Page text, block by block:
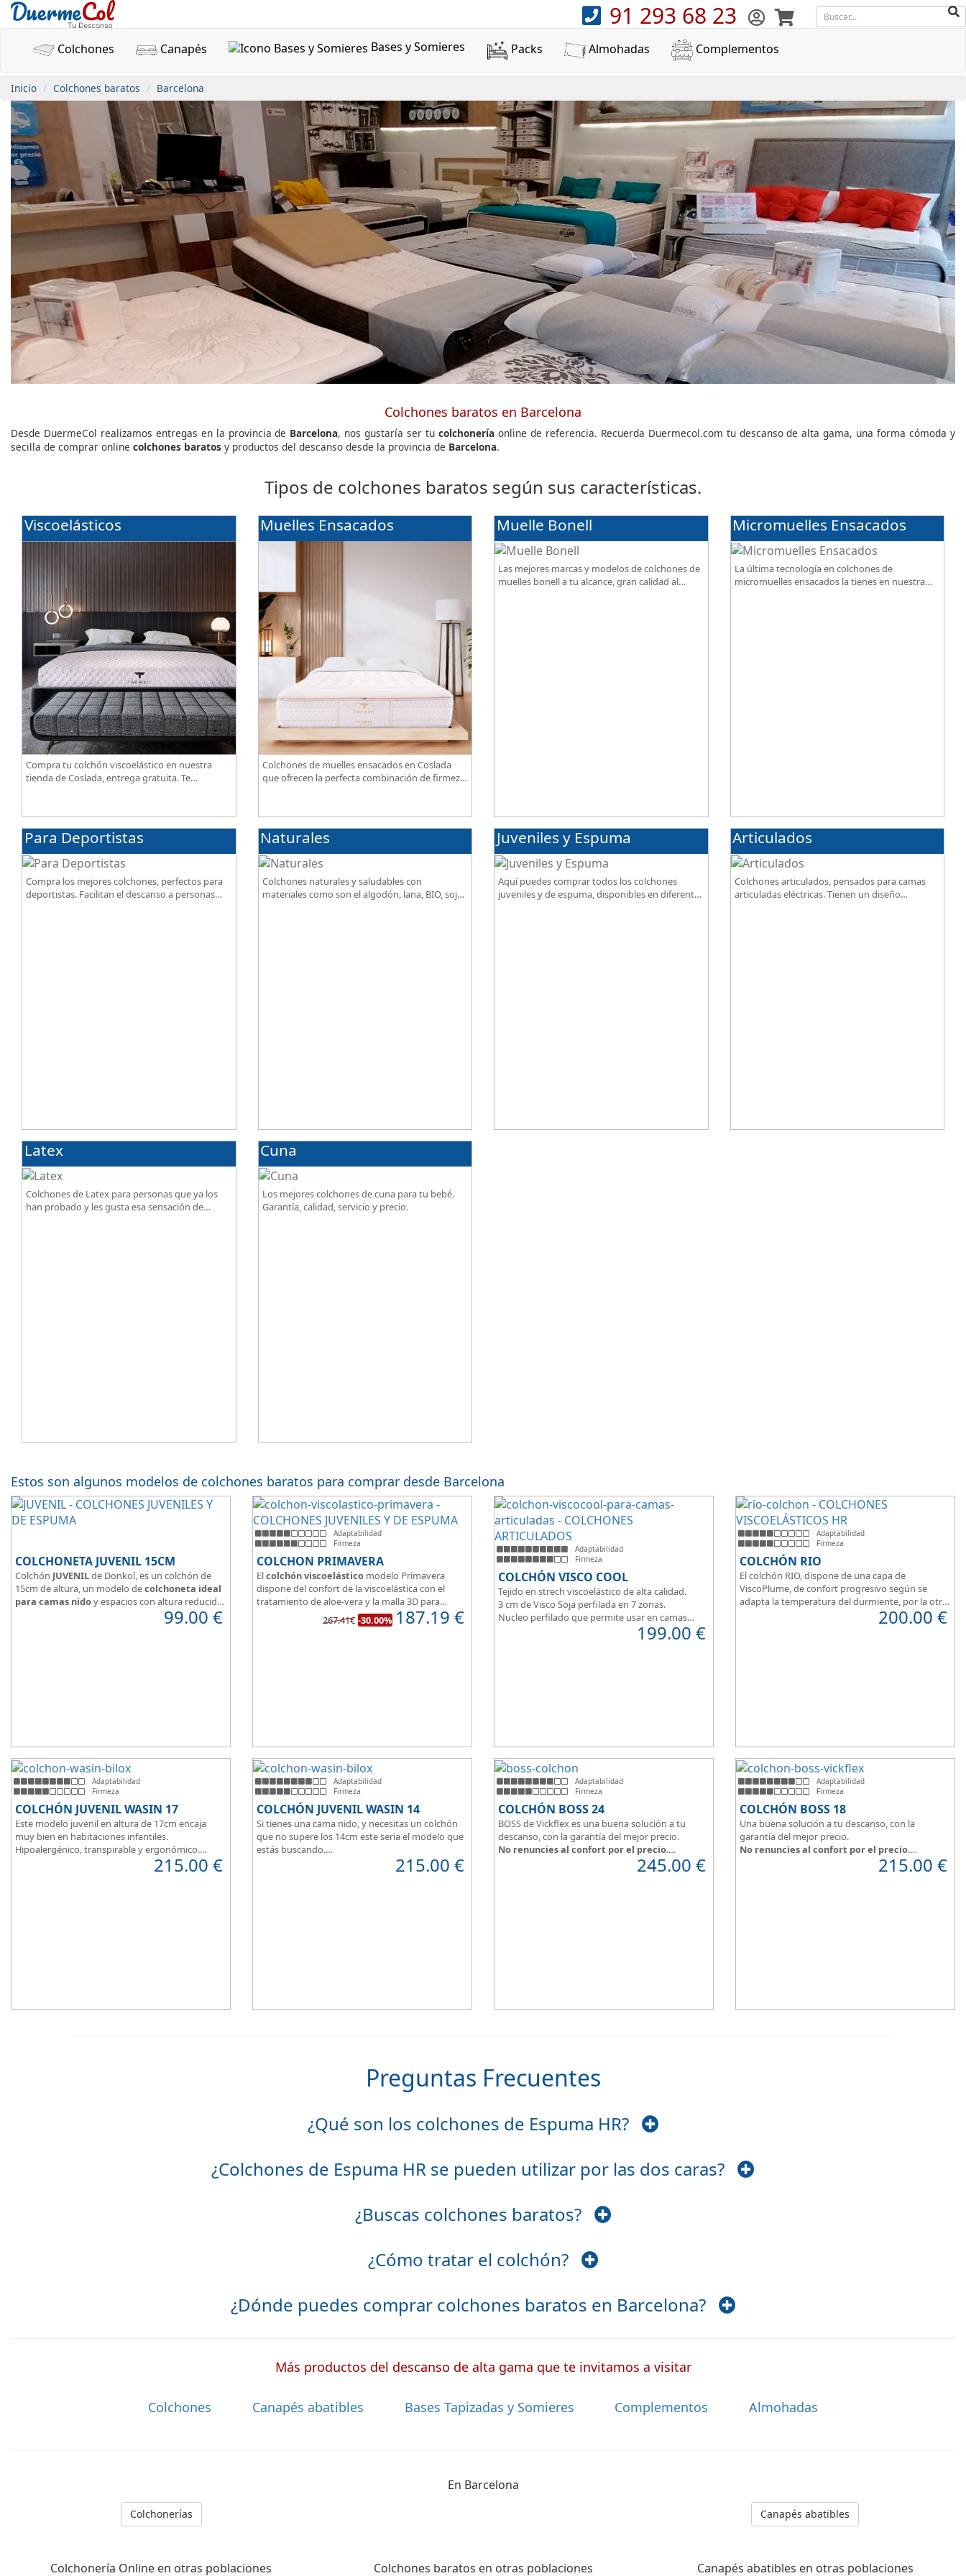
91 293 68 23
Colchones Canapés Bases y Somieres Packs Almohadas Complementos
Inicio Colchones baratos Barcelona
Colchones baratos en Barcelona
Desde DuermeCol realizamos entregas en la provincia de Barcelona, nos gustaría ser tucolchonería online de referencia. Recuerda Duermecol.com tu descanso de alta gama, una forma cómoda y
secilla de comprar online colchones baratos y productos del descanso desde la provincia de Barcelona.
Tipos de colchones baratos según sus características.
Viscoelásticos
Compra tu colchón viscoelástico en nuestra
tienda de Coslada, entrega gratuita. Te
Muelles Ensacados
Colchones de muelles ensacados en Coslada
que ofrecen la perfecta combinación de firmeza,
Muelle Bonell
Las mejores marcas y modelos de colchones de
muelles bonell a tu alcance, gran calidad al
Micromuelles Ensacados
La última tecnología en colchones de
micromuelles ensacados la tienes en nuestra
Para Deportistas
Compra los mejores colchones, perfectos para
deportistas. Facilitan el descanso a personas
Naturales
Colchones naturales y saludables con
materiales como son el algodón, lana, BIO, soja,
Juveniles y Espuma
Aquí puedes comprar todos los colchones
juveniles y de espuma, disponibles en diferentes
Articulados
Colchones articulados, pensados para camas
articuladas eléctricas. Tienen un diseño
Latex
Colchones de Latex para personas que ya los
han probado y les gusta esa sensación de
Cuna
Los mejores colchones de cuna para tu bebé.
Garantía, calidad, servicio y precio.
Estos son algunos modelos de colchones baratos para comprar desde Barcelona
COLCHONETA JUVENIL 15CM
Colchón JUVENILde Donkol, es un colchón de
15cm de altura, un modelo decolchoneta ideal
para camas nidoy espacios con altura reducida.
núcleo de espuma de alta densidad HR .
colchones baratos
99.00 €
Adaptabilidad
Firmeza
COLCHON PRIMAVERA
Elcolchón viscoelástico modelo Primavera
dispone del confort de la viscoelástica con el
tratamiento de aloe-vera y la malla 3D para
facilitar la transpiración.
Según medida del colchón estamos hablando
267.41€ -30.00% 187.19 €
Adaptabilidad
Firmeza
COLCHÓN VISCO COOL
Tejido en strech viscoelástico de alta calidad.
3 cm de Visco Soja perfilada en 7 zonas.
Nucleo perfilado que permite usar en camas
199.00 €
Adaptabilidad
Firmeza
COLCHÓN RIO
El colchón RIO, dispone de una capa de
ViscoPlume, de confort progresivo según se
adapta la temperatura del durmiente, por la otra
cara del colchón, dispone de capa de confort
Cotton, algodón 100% que brinda una sensación
200.00 €
Adaptabilidad
Firmeza
COLCHÓN JUVENIL WASIN 17
Este modelo juvenil en altura de 17cm encaja
muy bien en habitaciones infantiles.
Hipoalergénico, transpirable y ergonómico.
Suave y elegante tejido Strech360g de Bilox.
215.00 €
Adaptabilidad
Firmeza
COLCHÓN JUVENIL WASIN 14
Si tienes una cama nido, y necesitas un colchón
que no supere los 14cm este sería el modelo que
estás buscando.
altura de 14cm encaja
muy bien en habitaciones infantiles.215.00 €
Adaptabilidad
Firmeza
COLCHÓN BOSS 24
BOSS de Vickflex es una buena solución a tu
descanso, con la garantía del mejor precio.
No renuncies al confort por el precio.
núcleo firme y
que combinado con su material
245.00 €
Adaptabilidad
Firmeza
COLCHÓN BOSS 18
Una buena solución a tu descanso, con la
garantía del mejor precio.
No renuncies al confort por el precio.
núcleo firme y
que combinado con el material
215.00 €
Preguntas Frecuentes
¿Qué son los colchones de Espuma HR?
¿Colchones de Espuma HR se pueden utilizar por las dos caras?
¿Buscas colchones baratos?
¿Cómo tratar el colchón?
¿Dónde puedes comprar colchones baratos en Barcelona?
Más productos del descanso de alta gama que te invitamos a visitar
Colchones Canapés abatibles Bases Tapizadas y Somieres Complementos Almohadas
En Barcelona
Colchonerías Canapés abatibles
Colchonería Online en otras poblaciones Colchones baratos en otras poblaciones Canapés abatibles en otras poblaciones